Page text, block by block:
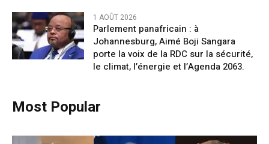
1 AOÛT 2026
Parlement panafricain : à
Johannesburg, Aimé Boji Sangara
porte la voix de la RDC sur la sécurité,
le climat, l’énergie et l’Agenda 2063.
Most Popular